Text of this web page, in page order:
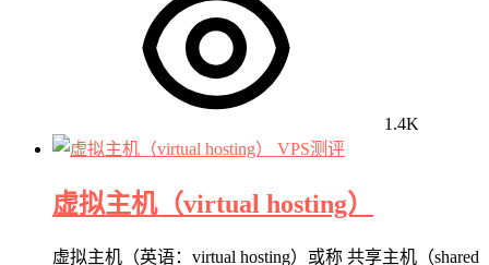
1.4K
VPS测评
虚拟主机（virtual hosting）
虚拟主机（英语：virtual hosting）或称 共享主机（shared